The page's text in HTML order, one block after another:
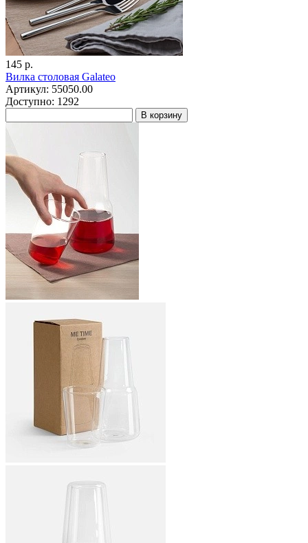
145 р.
Вилка столовая Galateo
Артикул: 55050.00
Доступно: 1292
В корзину